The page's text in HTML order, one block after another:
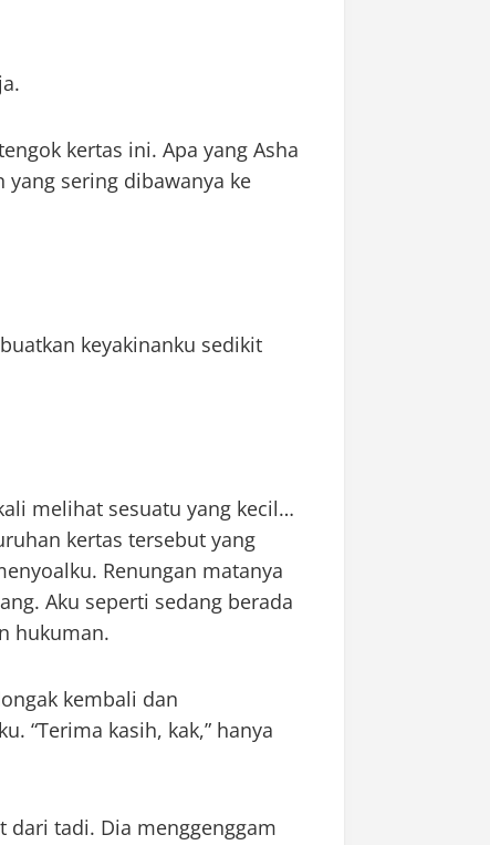
kertas ini. Apa yang Asha
yang sering dibawanya ke
keyakinanku sedikit
melihat sesuatu yang kecil…
kertas tersebut yang
Renungan matanya
Aku seperti sedang berada
hukuman.
kembali dan
“Terima kasih, kak,” hanya
dari tadi. Dia menggenggam